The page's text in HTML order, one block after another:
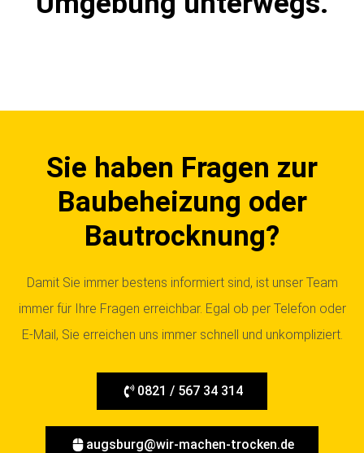
Sie haben Fragen zur
Baubeheizung oder
Bautrocknung?
Damit Sie immer bestens informiert sind, ist unser Team
immer für Ihre Fragen erreichbar. Egal ob per Telefon oder
E-Mail, Sie erreichen uns immer schnell und unkompliziert.
0821 / 567 34 314
augsburg@wir-machen-trocken.de